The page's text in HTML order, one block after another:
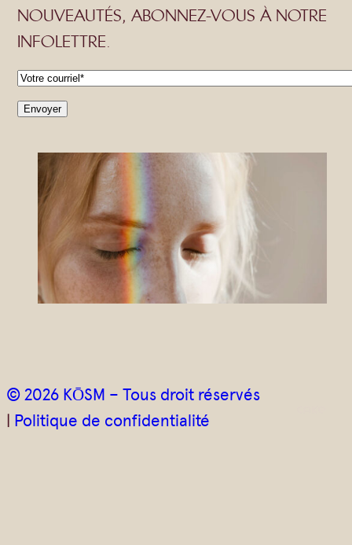
NOUVEAUTÉS, ABONNEZ-VOUS À NOTRE
INFOLETTRE.
C
o
© 2026 KŌSM – Tous droit réservés
| Politique de confidentialité